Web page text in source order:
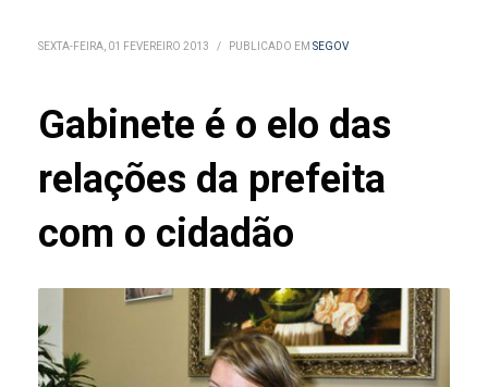
SEXTA-FEIRA, 01 FEVEREIRO 2013 / PUBLICADO EM SEGOV
Gabinete é o elo das
relações da prefeita
com o cidadão